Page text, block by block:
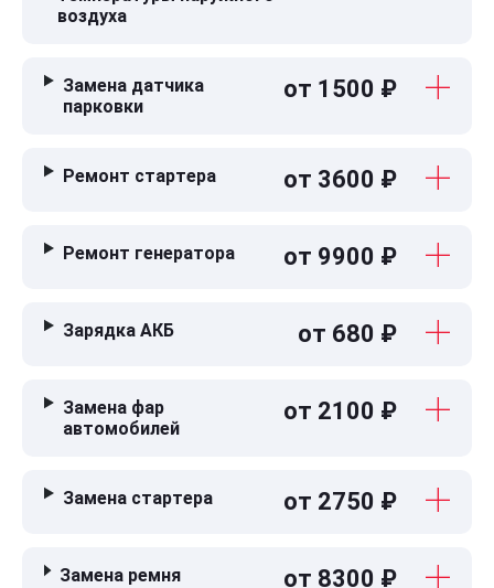
воздуха
Замена датчика
парковки
от 1500 ₽
Ремонт стартера от 3600 ₽
Ремонт генератора от 9900 ₽
Зарядка АКБ от 680 ₽
Замена фар
автомобилей
от 2100 ₽
Замена стартера от 2750 ₽
Замена ремня
от 8300 ₽